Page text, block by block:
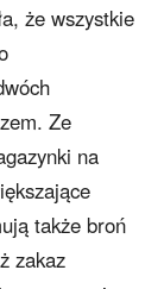
że wszystkie
Ze
na
także broń
zakaz